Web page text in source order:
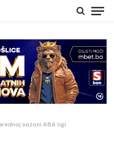
sezoni ABA ligi